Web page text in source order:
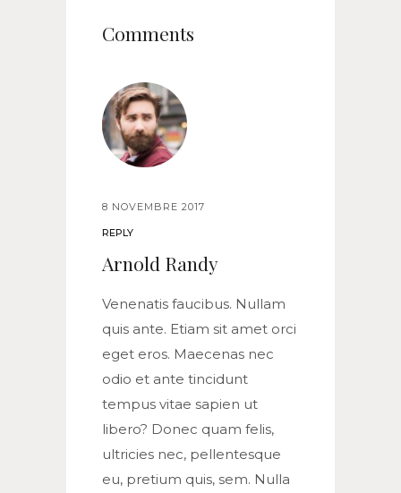
Comments
8 NOVEMBRE 2017
REPLY
Arnold Randy
Venenatis faucibus. Nullam
quis ante. Etiam sit amet orci
eget eros. Maecenas nec
odio et ante tincidunt
tempus vitae sapien ut
libero? Donec quam felis,
ultricies nec, pellentesque
eu, pretium quis, sem. Nulla